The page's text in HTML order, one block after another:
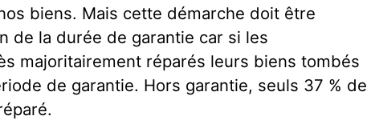
biens. Mais cette démarche doit être
de la durée de garantie car si les
majoritairement réparés leurs biens tombés
de garantie. Hors garantie, seuls 37 % de